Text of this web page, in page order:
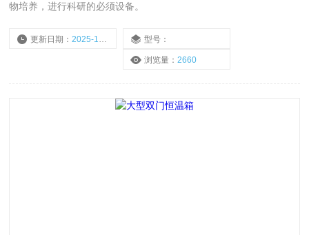
物培养，进行科研的必须设备。
更新日期：2025-10-20 型号：
浏览量： 2660